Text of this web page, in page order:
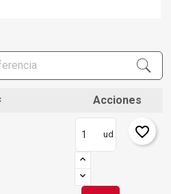
Acciones
ud favorite_border